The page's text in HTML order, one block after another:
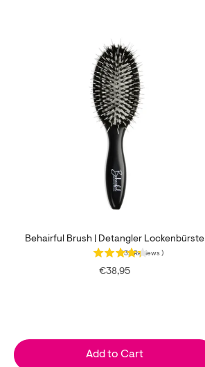
Behairful Brush | Detangler Lockenbürste
32 Reviews )
Price
€38,95
Add to Cart